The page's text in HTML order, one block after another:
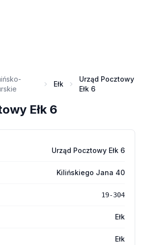
Ełk
Urząd Pocztowy
Ełk 6
Ełk 6
Urząd Pocztowy Ełk 6
Kilińskiego Jana 40
19-304
Ełk
Ełk